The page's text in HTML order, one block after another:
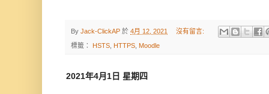
By Jack-ClickAP 於 4月 12, 2021 沒有留言:
標籤： HSTS HTTPS Moodle
2021年4月1日 星期四